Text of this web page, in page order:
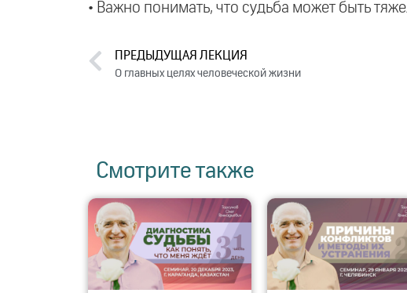
• Важно понимать, что судьба может быть
ПРЕДЫДУЩАЯ ЛЕКЦИЯ
О главных целях человеческой жизни
Смотрите также